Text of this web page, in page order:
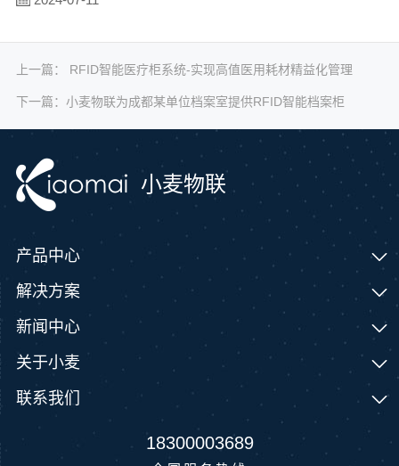
上一篇： RFID智能医疗柜系统-实现高值医用耗材精益化管理
下一篇： 小麦物联为成都某单位档案室提供RFID智能档案柜
小麦物联
产品中心
解决方案
新闻中心
关于小麦
联系我们
18300003689